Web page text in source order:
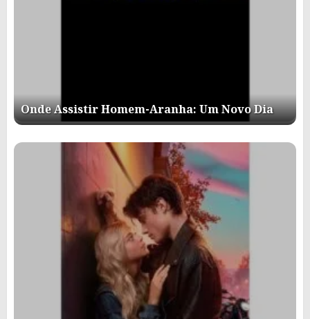
Onde Assistir Homem-Aranha: Um Novo Dia